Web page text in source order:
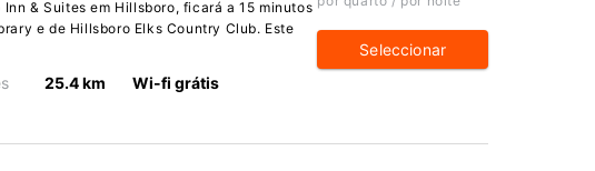
& Suites em Hillsboro, ficará a 15 minutos
e de Hillsboro Elks Country Club. Este
25.4 km Wi-fi grátis
Seleccionar